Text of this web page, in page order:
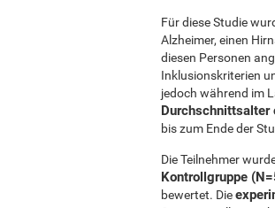
Für diese Studie
Alzheimer, einen
diesen Personen
Inklusionskriterien
jedoch während im
Durchschnittsalter
bis zum Ende der
Die Teilnehmer
Kontrollgruppe
bewertet. Die